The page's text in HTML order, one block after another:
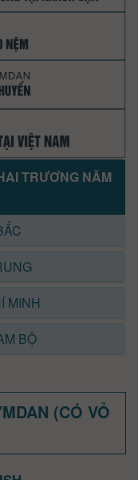
TRƯƠNG NĂM
MINH
BỘ
(CÓ VỎ